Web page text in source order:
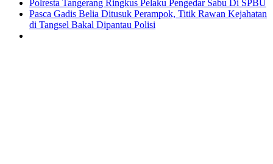
Polresta Tangerang Ringkus Pelaku Pengedar Sabu Di SPBU
Pasca Gadis Belia Ditusuk Perampok, Titik Rawan Kejahatan
di Tangsel Bakal Dipantau Polisi